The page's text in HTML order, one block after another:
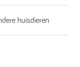
huisdieren